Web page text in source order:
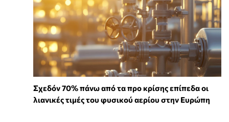
Σχεδόν 70% πάνω από τα προ κρίσης επίπεδα οι
λιανικές τιμές του φυσικού αερίου στην Ευρώπη